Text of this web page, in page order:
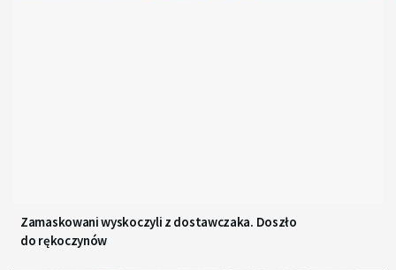
Zamaskowani wyskoczyli z dostawczaka. Doszło
do rękoczynów